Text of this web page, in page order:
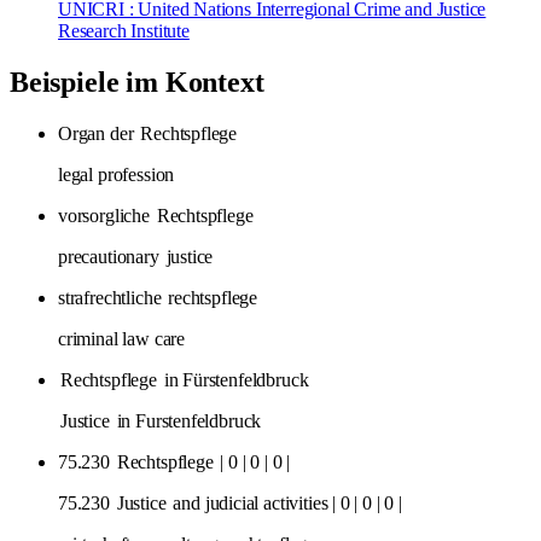
UNICRI : United Nations Interregional Crime and Justice
Research Institute
Beispiele im Kontext
Organ der Rechtspflege
legal profession
vorsorgliche Rechtspflege
precautionary justice
strafrechtliche rechtspflege
criminal law care
Rechtspflege in Fürstenfeldbruck
Justice in Furstenfeldbruck
75.230 Rechtspflege | 0 | 0 | 0 |
75.230 Justice and judicial activities | 0 | 0 | 0 |